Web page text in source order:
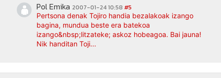
Pol Emika 2007-01-24 10:58 #5
Pertsona denak Tojiro handia bezalakoak izango
bagina, mundua beste era batekoa
izango&nbsp;litzateke; askoz hobeagoa. Bai jauna!
Nik handitan Toji...